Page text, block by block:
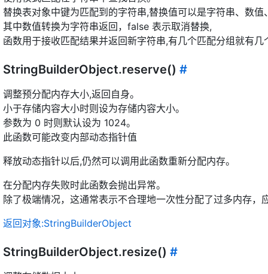
替换表对象中键为匹配到的字符串,替换值可以是字符串、数
其中数值转换为字符串返回，false 表示取消替换,
函数用于接收匹配结果并返回新字符串,有几个匹配分组就有几
StringBuilderObject.reserve() #
调整预分配内存大小,返回自身。
小于存储内容大小时则设为存储内容大小。
参数为 0 时则默认设为 1024。
此函数可能改变内部动态指针值
释放动态指针以后,仍然可以调用此函数重新分配内存。
在分配内存失败时此函数会抛出异常。
除了极端情况，这通常表示不合理地一次性分配了过多内存
返回对象:StringBuilderObject
StringBuilderObject.resize() #